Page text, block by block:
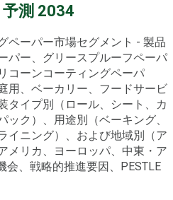
測 2034
ペーパー市場セグメント - 製品
パー、グリースプルーフペーパ
コーンコーティングペーパ
用、ベーカリー、フードサービ
タイプ別（ロール、シート、カ
ック）、用途別（ベーキング、
イニング）、および地域別（ア
メリカ、ヨーロッパ、中東・ア
会、戦略的推進要因、PESTLE